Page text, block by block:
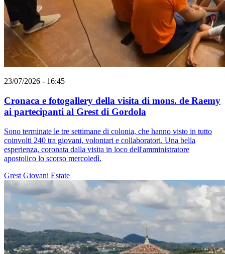
23/07/2026 - 16:45
Cronaca e fotogallery della visita di mons. de Raemy
ai partecipanti al Grest di Gordola
Sono terminate le tre settimane di colonia, che hanno visto in tutto
coinvolti 240 tra giovani, volontari e collaboratori. Una bella
esperienza, coronata dalla visita in loco dell'amministratore
apostolico lo scorso mercoledì.
Grest Giovani Estate